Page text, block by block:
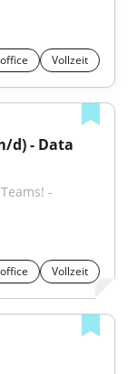
Vollzeit
d) - Data
-
Vollzeit